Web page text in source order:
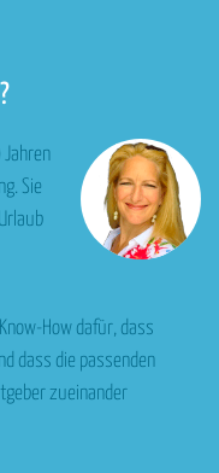
Sie
How dafür, dass
dass die passenden
zueinander